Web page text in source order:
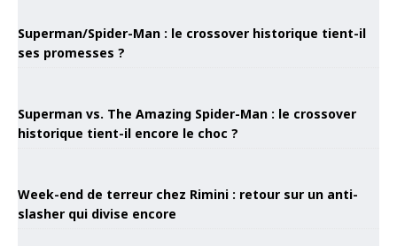
Superman/Spider-Man : le crossover historique tient-il
ses promesses ?
Superman vs. The Amazing Spider-Man : le crossover
historique tient-il encore le choc ?
Week-end de terreur chez Rimini : retour sur un anti-
slasher qui divise encore